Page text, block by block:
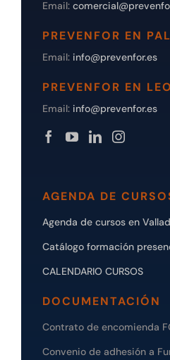
Email:
PREVENFOR EN
Email: info@prevenfor.es
PREVENFOR EN
Email: info@prevenfor.es
AGENDA DE
Agenda de cursos en
Catálogo formación
CALENDARIO CURSOS
DOCUMENTACIÓN
Contrato de encomienda
Convenio de adhesión a